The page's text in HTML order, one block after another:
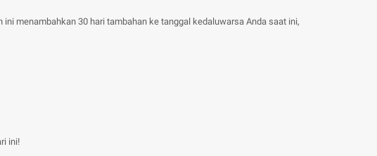
menambahkan 30 hari tambahan ke tanggal kedaluwarsa Anda saat ini,
ini!